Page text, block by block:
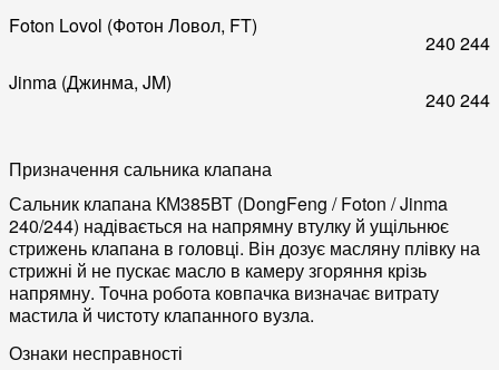
Foton Lovol (Фотон Ловол, FT)
240 244
Jinma (Джинма, JM)
240 244
Призначення сальника клапана
Сальник клапана КМ385ВТ (DongFeng / Foton / Jinma
240/244) надівається на напрямну втулку й ущільнює
стрижень клапана в головці. Він дозує масляну плівку на
стрижні й не пускає масло в камеру згоряння крізь
напрямну. Точна робота ковпачка визначає витрату
мастила й чистоту клапанного вузла.
Ознаки несправності